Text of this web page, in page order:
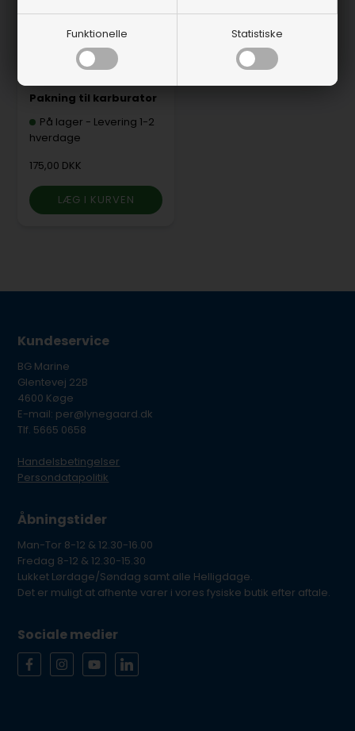
Funktionelle Statistiske
SIE182848
Pakning til karburator
På lager - Levering 1-2
hverdage
175,00 DKK
Kundeservice
BG Marine
Glentevej 22B
4600 Køge
E-mail: per@lynegaard.dk
Tlf. 5665 0658
Handelsbetingelser
Persondatapolitik
Åbningstider
Man-Tor 8-12 & 12.30-16.00
Fredag 8-12 & 12.30-15.30
Lukket Lørdage/Søndag samt alle Helligdage.
Det er muligt at afhente varer i vores fysiske butik efter aftale.
Sociale medier